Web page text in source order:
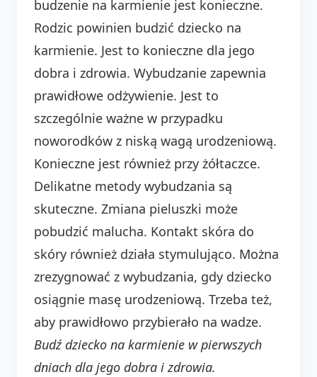
budzenie na karmienie jest konieczne.
Rodzic powinien budzić dziecko na
karmienie. Jest to konieczne dla jego
dobra i zdrowia. Wybudzanie zapewnia
prawidłowe odżywienie. Jest to
szczególnie ważne w przypadku
noworodków z niską wagą urodzeniową.
Konieczne jest również przy żółtaczce.
Delikatne metody wybudzania są
skuteczne. Zmiana pieluszki może
pobudzić malucha. Kontakt skóra do
skóry również działa stymulująco. Można
zrezygnować z wybudzania, gdy dziecko
osiągnie masę urodzeniową. Trzeba też,
aby prawidłowo przybierało na wadze.
Budź dziecko na karmienie w pierwszych
dniach dla jego dobra i zdrowia.